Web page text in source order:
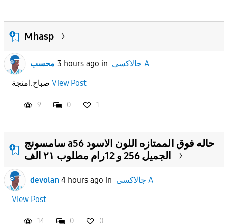
Mhasp
محسب 3 hours ago in
جالاكسى A
View Post
9 0 1
سامسونج a56 حاله فوق الممتازه اللون الاسود
الجميل 256 و 12رام مطلوب ٢١ الف
devolan 4 hours ago in
جالاكسى A
View Post
14 0 0